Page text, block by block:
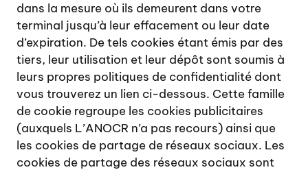
dans la mesure où ils demeurent dans votre
terminal jusqu’à leur effacement ou leur date
d’expiration. De tels cookies étant émis par des
tiers, leur utilisation et leur dépôt sont soumis à
leurs propres politiques de confidentialité dont
vous trouverez un lien ci-dessous. Cette famille
de cookie regroupe les cookies publicitaires
(auxquels L’ANOCR n’a pas recours) ainsi que
les cookies de partage de réseaux sociaux. Les
cookies de partage des réseaux sociaux sont